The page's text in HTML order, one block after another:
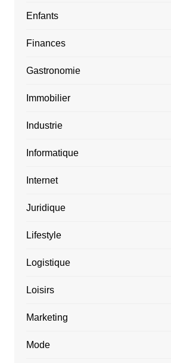
Enfants
Finances
Gastronomie
Immobilier
Industrie
Informatique
Internet
Juridique
Lifestyle
Logistique
Loisirs
Marketing
Mode